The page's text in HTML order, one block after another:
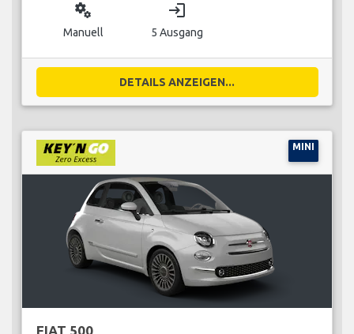
miscellaneous_services
Manuell
login
5 Ausgang
DETAILS ANZEIGEN...
MINI
FIAT 500